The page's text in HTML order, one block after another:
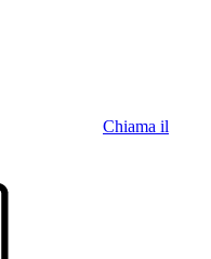
Chiama il